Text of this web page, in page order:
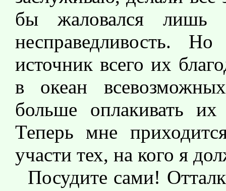
бы жаловался
несправедливость.
источник всего их
в океан
больше оплакивать
Теперь мне
участи тех, на кого я
Посудите сами!